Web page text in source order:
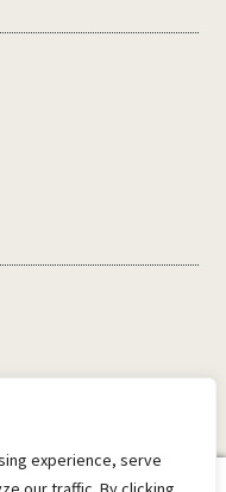
experience, serve
0